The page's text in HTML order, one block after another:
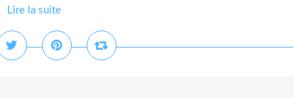
Lire la suite